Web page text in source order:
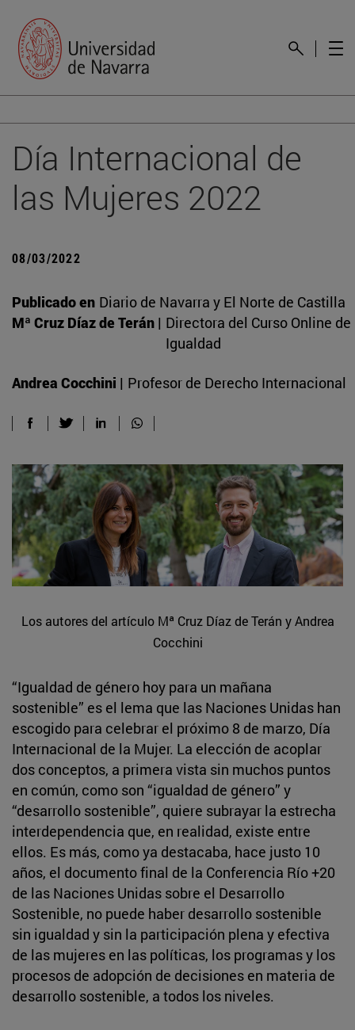
Día Internacional de
las Mujeres 2022
08/03/2022
Publicado en Diario de Navarra y El Norte de Castilla
Mª Cruz Díaz de Terán | Directora del Curso Online
Igualdad
Andrea Cocchini | Profesor de Derecho Internacional
Los autores del artículo Mª Cruz Díaz de Terán y Andrea
Cocchini
“Igualdad de género hoy para un mañana
sostenible” es el lema que las Naciones Unidas han
escogido para celebrar el próximo 8 de marzo, Día
Internacional de la Mujer. La elección de acoplar
dos conceptos, a primera vista sin muchos puntos
en común, como son “igualdad de género” y
“desarrollo sostenible”, quiere subrayar la estrecha
interdependencia que, en realidad, existe entre
ellos. Es más, como ya destacaba, hace justo 10
años, el documento final de la Conferencia Río +20
de las Naciones Unidas sobre el Desarrollo
Sostenible, no puede haber desarrollo sostenible
sin igualdad y sin la participación plena y efectiva
de las mujeres en las políticas, los programas y los
procesos de adopción de decisiones en materia de
desarrollo sostenible, a todos los niveles.